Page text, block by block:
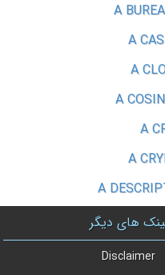
A
A
A
A
A
A
A
های دیگر
Disclaimer